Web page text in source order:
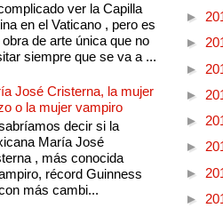
ver la Capilla
en el Vaticano , pero es
obra de arte única que no
siempre que se va a ...
José Cristerna, la mujer
o la mujer vampiro
decir si la
María José
, más conocida
récord Guinness
más cambi...
►
►
►
►
►
►
►
►